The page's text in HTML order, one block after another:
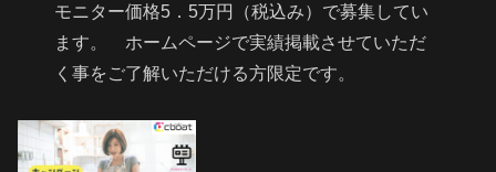
モニター価格5．5万円（税込み）で募集してい
ます。 ホームページで実績掲載させていただ
く事をご了解いただける方限定です。